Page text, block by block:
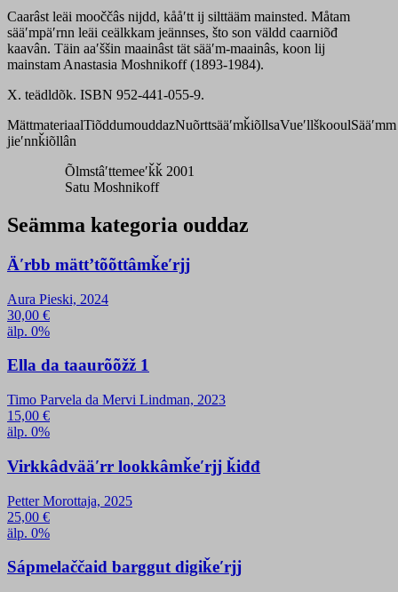
Caarâst leäi mooččâs nijdd, kååʹtt ij silttääm mainsted. Måtam
sääʹmpäʹrnn leäi ceälkkam jeännses, što son väldd caarniõđ
kaavân. Täin aaʹššin maainâst tät sääʹm-maainâs, koon lij
mainstam Anastasia Moshnikoff (1893-1984).
X. teädldõk. ISBN 952-441-055-9.
MättmateriaalTiõddumouddazNuõrttsääʹmǩiõllsaVueʹllškooulSääʹmm
jieʹnnǩiõllân
Õlmstâʹttemeeʹǩǩ 2001
Satu Moshnikoff
Seämma kategoria ouddaz
Äʹrbb mättʼtõõttâmǩeʹrjj
Aura Pieski, 2024
30,00 €
älp. 0%
Ella da taaurõõžž 1
Timo Parvela da Mervi Lindman, 2023
15,00 €
älp. 0%
Virkkâdvääʹrr lookkâmǩeʹrjj ǩiđđ
Petter Morottaja, 2025
25,00 €
älp. 0%
Sápmelaččaid barggut digiǩeʹrjj